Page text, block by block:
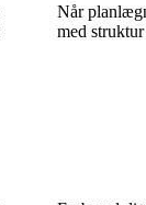
Når
med